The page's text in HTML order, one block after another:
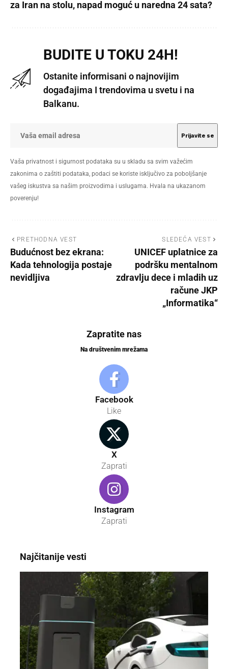
za Iran na stolu, napad moguć u naredna 24 sata?
BUDITE U TOKU 24H!
Ostanite informisani o najnovijim
događajima I trendovima u svetu i na
Balkanu.
Vaša privatnost i sigurnost podataka su u skladu sa svim važećim
zakonima o zaštiti podataka, podaci se koriste isključivo za poboljšanje
vašeg iskustva sa našim proizvodima i uslugama. Hvala na ukazanom
poverenju!
PRETHODNA VEST
Budućnost bez ekrana:
Kada tehnologija postaje
nevidljiva
SLEDEĆA VEST
UNICEF uplatnice za
podršku mentalnom
zdravlju dece i mladih uz
račune JKP
„Informatika“
Zapratite nas
Na društvenim mrežama
Facebook
Like
X
Zaprati
Instagram
Zaprati
Najčitanije vesti